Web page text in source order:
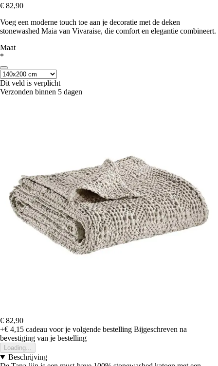
€ 82,90
Voeg een moderne touch toe aan je decoratie met de deken
stonewashed Maia van Vivaraise, die comfort en elegantie combineert.
Maat
*
Dit veld is verplicht
Verzonden binnen 5 dagen
€ 82,90
+€ 4,15 cadeau voor je volgende bestelling Bijgeschreven na
bevestiging van je bestelling
Loading...
Beschrijving